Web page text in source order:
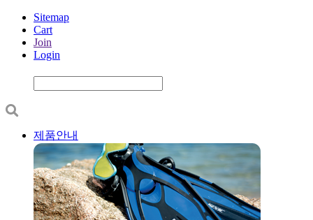
Sitemap
Cart
Join
Login
제품안내